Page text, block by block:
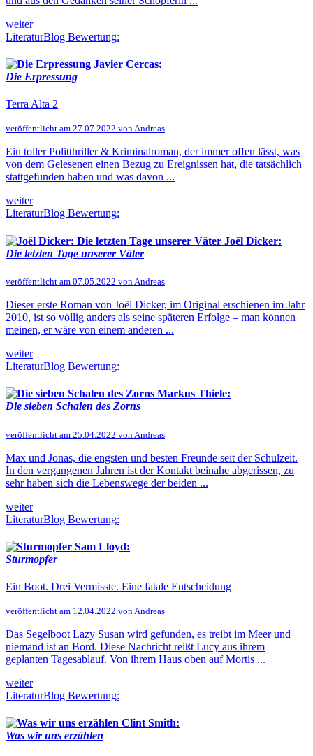
weiter
LiteraturBlog Bewertung:
Javier Cercas:
Die Erpressung
Terra Alta 2
veröffentlicht am 27.07.2022 von Andreas
Ein toller Politthriller & Kriminalroman, der immer offen lässt, was
von dem Gelesenen einen Bezug zu Ereignissen hat, die tatsächlich
stattgefunden haben und was davon ...
weiter
LiteraturBlog Bewertung:
Joël Dicker:
Die letzten Tage unserer Väter
veröffentlicht am 07.05.2022 von Andreas
Dieser erste Roman von Joël Dicker, im Original erschienen im Jahr
2010, ist so völlig anders als seine späteren Erfolge – man können
meinen, er wäre von einem anderen ...
weiter
LiteraturBlog Bewertung:
Markus Thiele:
Die sieben Schalen des Zorns
veröffentlicht am 25.04.2022 von Andreas
Max und Jonas, die engsten und besten Freunde seit der Schulzeit.
In den vergangenen Jahren ist der Kontakt beinahe abgerissen, zu
sehr haben sich die Lebenswege der beiden ...
weiter
LiteraturBlog Bewertung:
Sam Lloyd:
Sturmopfer
Ein Boot. Drei Vermisste. Eine fatale Entscheidung
veröffentlicht am 12.04.2022 von Andreas
Das Segelboot Lazy Susan wird gefunden, es treibt im Meer und
niemand ist an Bord. Diese Nachricht reißt Lucy aus ihrem
geplanten Tagesablauf. Von ihrem Haus oben auf Mortis ...
weiter
LiteraturBlog Bewertung:
Clint Smith:
Was wir uns erzählen